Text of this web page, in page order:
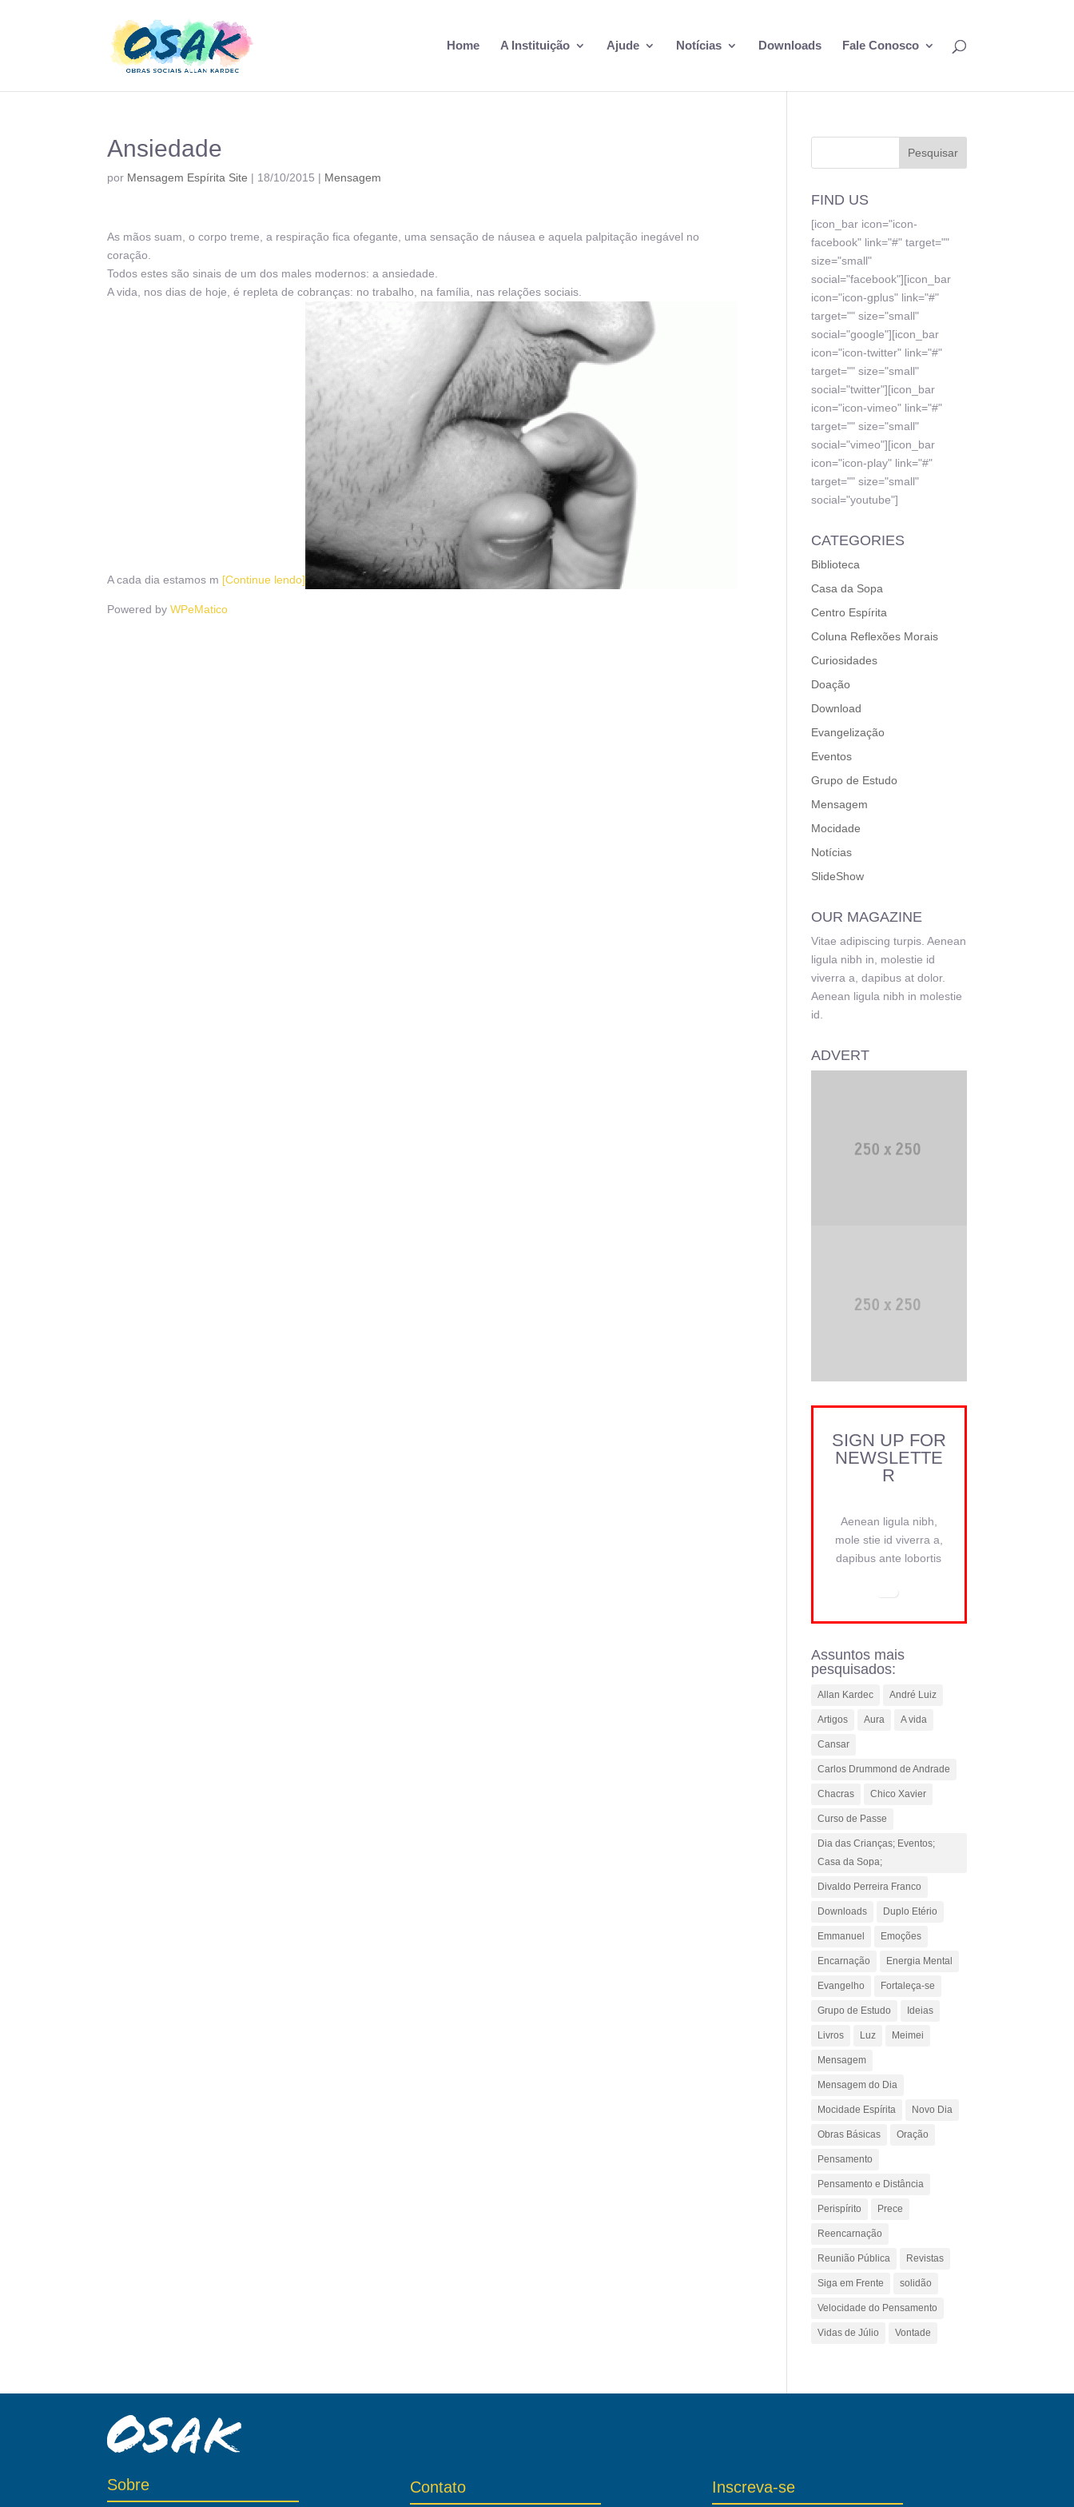
Home A Instituição Ajude Notícias Downloads Fale Conosco
Ansiedade
por Mensagem Espírita Site | 18/10/2015 | Mensagem
As mãos suam, o corpo treme, a respiração fica ofegante, uma sensação de náusea e aquela palpitação inegável no
coração.
Todos estes são sinais de um dos males modernos: a ansiedade.
A vida, nos dias de hoje, é repleta de cobranças: no trabalho, na família, nas relações sociais.
A cada dia estamos m [Continue lendo]
Powered byWPeMatico
FIND US
[icon_bar icon="icon-
facebook" link="#" target=""
size="small"
social="facebook"][icon_bar
icon="icon-gplus" link="#"
target="" size="small"
social="google"][icon_bar
icon="icon-twitter" link="#"
target="" size="small"
social="twitter"][icon_bar
icon="icon-vimeo" link="#"
target="" size="small"
social="vimeo"][icon_bar
icon="icon-play" link="#"
target="" size="small"
social="youtube"]
CATEGORIES
Biblioteca
Casa da Sopa
Centro Espírita
Coluna Reflexões Morais
Curiosidades
Doação
Download
Evangelização
Eventos
Grupo de Estudo
Mensagem
Mocidade
Notícias
SlideShow
OUR MAGAZINE
Vitae adipiscing turpis. Aenean
ligula nibh in, molestie id
viverra a, dapibus at dolor.
Aenean ligula nibh in molestie
id.
ADVERT
SIGN UP FOR
NEWSLETTE
R
Aenean ligula nibh,
mole stie id viverra a,
dapibus ante lobortis
Assuntos mais
pesquisados:
Allan Kardec André Luiz
Artigos Aura A vida
Cansar
Carlos Drummond de Andrade
Chacras Chico Xavier
Curso de Passe
Dia das Crianças; Eventos;
Casa da Sopa;
Divaldo Perreira Franco
Downloads Duplo Etério
Emmanuel Emoções
Encarnação Energia Mental
Evangelho Fortaleça-se
Grupo de Estudo Ideias
Livros Luz Meimei
Mensagem
Mensagem do Dia
Mocidade Espírita Novo Dia
Obras Básicas Oração
Pensamento
Pensamento e Distância
Perispírito Prece
Reencarnação
Reunião Pública Revistas
Siga em Frente solidão
Velocidade do Pensamento
Vidas de Júlio Vontade
Sobre Contato Inscreva-se